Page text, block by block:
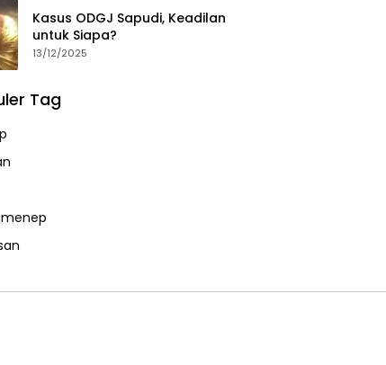
Kasus ODGJ Sapudi, Keadilan
untuk Siapa?
13/12/2025
Tag